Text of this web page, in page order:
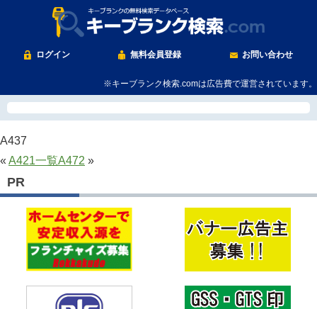
ログイン 無料会員登録 お問い合わせ
※キーブランク検索.comは広告費で運営されています。
A437
« A421一覧A472 »
PR